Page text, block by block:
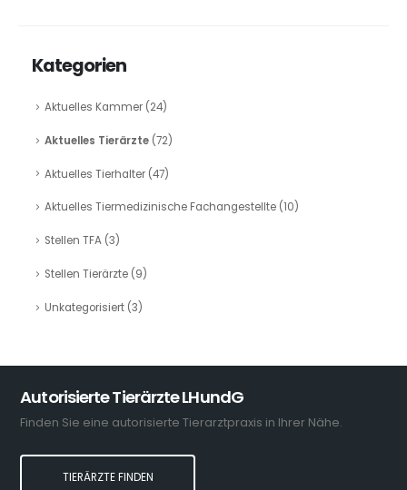
Kategorien
Aktuelles Kammer(24)
Aktuelles Tierärzte(72)
Aktuelles Tierhalter(47)
Aktuelles Tiermedizinische Fachangestellte(10)
Stellen TFA(3)
Stellen Tierärzte(9)
Unkategorisiert(3)
Autorisierte Tierärzte LHundG
Finden Sie eine autorisierte Tierarztpraxis in Ihrer Nähe.
TIERÄRZTE FINDEN